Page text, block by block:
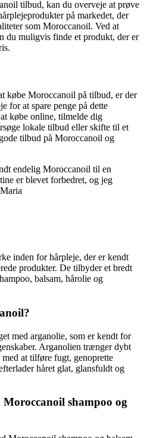
tilbud, kan du overveje at prøve
på markedet, der
som Moroccanoil. Ved at
du muligvis finde et produkt, der er
købe Moroccanoil på tilbud, er der
for at spare penge på dette
købe online, tilmelde dig
lokale tilbud eller skifte til et
tilbud på Moroccanoil og
endelig Moroccanoil til en
er blevet forbedret, og jeg
inden for hårpleje, der er kendt
produkter. De tilbyder et bredt
balsam, hårolie og
med arganolie, som er kendt for
Arganolien trænger dybt
at tilføre fugt, genoprette
håret glat, glansfuldt og
shampoo og